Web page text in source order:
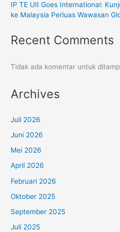
IP TE UII Goes International:
ke Malaysia Perluas Wawasan
Recent Comments
Tidak ada komentar untuk
Archives
Juli 2026
Juni 2026
Mei 2026
April 2026
Februari 2026
Oktober 2025
September 2025
Juli 2025